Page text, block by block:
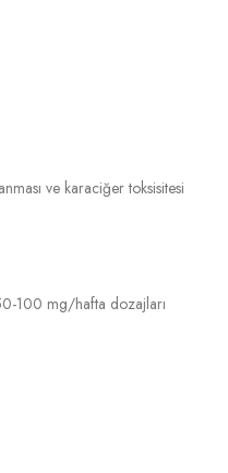
ve karaciğer toksisitesi
100 mg/hafta dozajları